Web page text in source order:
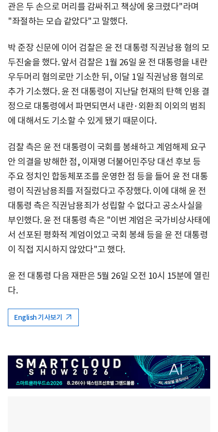
관은 두 손으로 머리를 감싸쥐고 책상에 웅크렸다"라며
"좌절하는 모습 같았다"고 말했다.
박 준장 신문에 이어 검찰은 윤 전 대통령 직권남용 혐의 모
두진술을 했다. 앞서 검찰은 1월 26일 윤 전 대통령을 내란
우두머리 혐의로만 기소한 뒤, 이달 1일 직권남용 혐의로
추가 기소했다. 윤 전 대통령이 지난달 헌재의 탄핵 인용 결
정으로 대통령에서 파면되면서 내란·외환죄 이외의 범죄
에 대해서도 기소할 수 있게 됐기 때문이다.
검찰 측은 윤 전 대통령이 국회를 봉쇄하고 계엄해제 요구
안 의결을 방해한 점, 이재명 더불어민주당 대선 후보 등
주요 정치인 합동체포조를 운영한 점 등을 들어 윤 전 대통
령이 직권남용죄를 저질렀다고 주장했다. 이에 대해 윤 전
대통령 측은 직권남용죄가 성립할 수 없다고 공소사실을
부인했다. 윤 전 대통령 측은 "이번 계엄은 국가비상사태에
서 선포된 평화적 계엄이었고 국회 봉쇄 등을 윤 전 대통령
이 직접 지시하지 않았다"고 했다.
윤 전 대통령 다음 재판은 5월 26일 오전 10시 15분에 열린
다.
English 기사보기